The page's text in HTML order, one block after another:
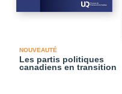
NOUVEAUTÉ
Les partis politiques
canadiens en transition